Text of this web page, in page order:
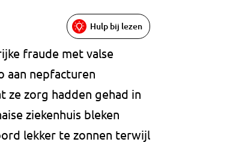
Hulp bij lezen
fraude met valse
aan nepfacturen
ze zorg hadden gehad in
ziekenhuis bleken
lekker te zonnen terwijl